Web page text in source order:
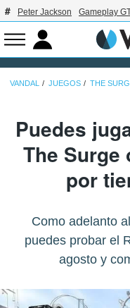
Peter Jackson Gameplay
VANDAL JUEGOS THE
Puedes
The Surge
por
Como adelanto
puedes probar el
agosto y